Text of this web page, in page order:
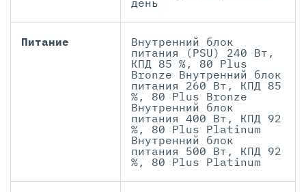
день
Питание
Внутренний блок
питания (PSU) 240 Вт,
КПД 85 %, 80 Plus
Bronze Внутренний блок
питания 260 Вт, КПД 85
%, 80 Plus Bronze
Внутренний блок
питания 400 Вт, КПД 92
%, 80 Plus Platinum
Внутренний блок
питания 500 Вт, КПД 92
%, 80 Plus Platinum